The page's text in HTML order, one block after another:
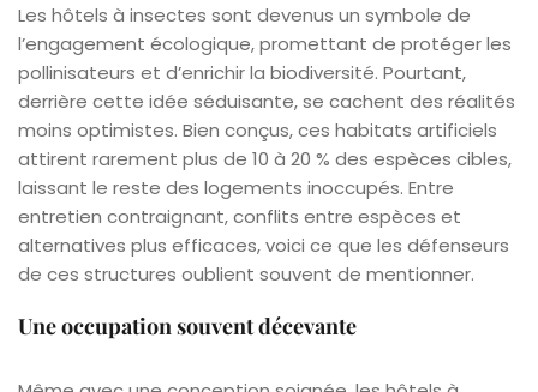
Les hôtels à insectes sont devenus un symbole de
l’engagement écologique, promettant de protéger les
pollinisateurs et d’enrichir la biodiversité. Pourtant,
derrière cette idée séduisante, se cachent des réalités
moins optimistes. Bien conçus, ces habitats artificiels
attirent rarement plus de 10 à 20 % des espèces cibles,
laissant le reste des logements inoccupés. Entre
entretien contraignant, conflits entre espèces et
alternatives plus efficaces, voici ce que les défenseurs
de ces structures oublient souvent de mentionner.
Une occupation souvent décevante